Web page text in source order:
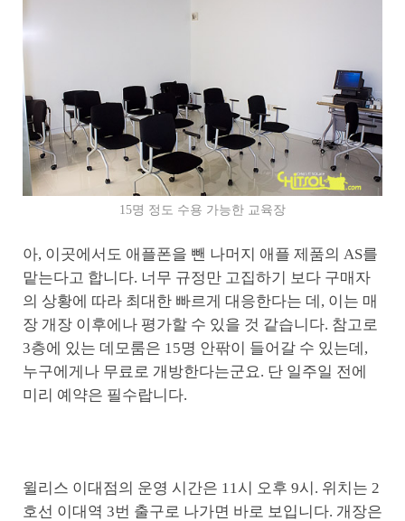
15명 정도 수용 가능한 교육장
아, 이곳에서도 애플폰을 뺀 나머지 애플 제품의 AS를
맡는다고 합니다. 너무 규정만 고집하기 보다 구매자
의 상황에 따라 최대한 빠르게 대응한다는 데, 이는 매
장 개장 이후에나 평가할 수 있을 것 같습니다. 참고로
3층에 있는 데모룸은 15명 안팎이 들어갈 수 있는데,
누구에게나 무료로 개방한다는군요. 단 일주일 전에
미리 예약은 필수랍니다.
윌리스 이대점의 운영 시간은 11시 오후 9시. 위치는 2
호선 이대역 3번 출구로 나가면 바로 보입니다. 개장은